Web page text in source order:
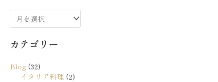
ー
カ
ブ
カテゴリー
Blog(32)
イタリア料理 (2)